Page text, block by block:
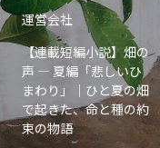
運営会社
【連載短編小説】畑の
声 — 夏編「悲しいひ
まわり」｜ひと夏の畑
で起きた、命と種の約
束の物語